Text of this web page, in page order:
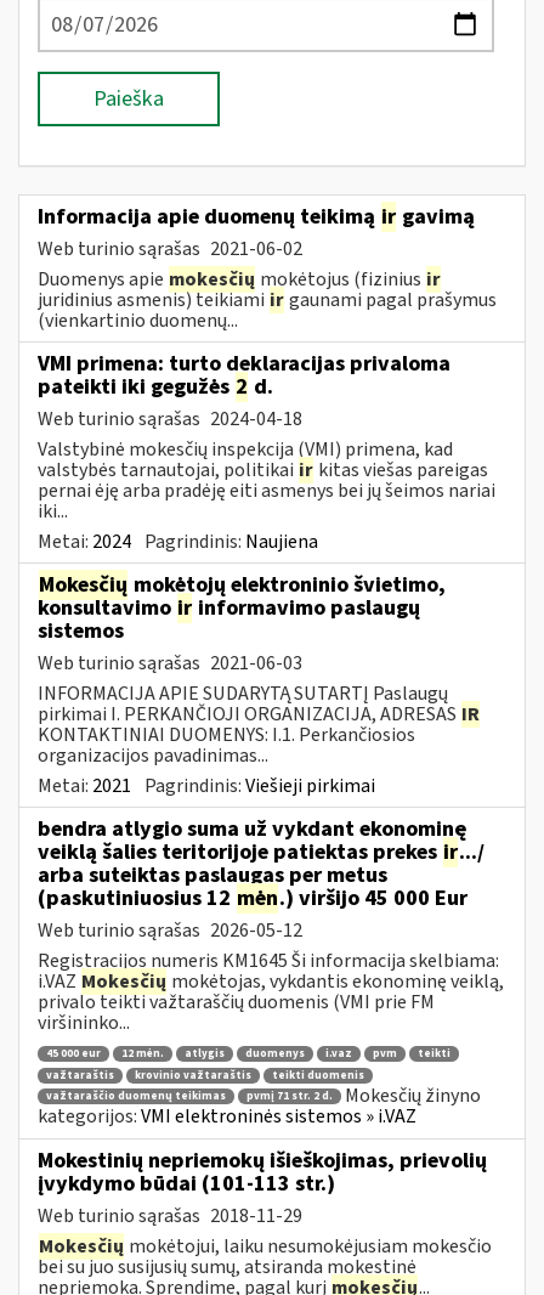
Paieška
Informacija apie duomenų teikimą ir gavimą
Web turinio sąrašas 2021-06-02
Duomenys apie mokesčių mokėtojus (fizinius ir
juridinius asmenis) teikiami irgaunami pagal prašymus
(vienkartinio duomenų...
VMI primena: turto deklaracijas privaloma
pateikti iki gegužės 2 d.
Web turinio sąrašas 2024-04-18
Valstybinė mokesčių inspekcija (VMI) primena, kad
valstybės tarnautojai, politikai ir kitas viešas pareigas
pernai ėję arba pradėję eiti asmenys bei jų šeimos nariai
iki...
Metai: 2024 Pagrindinis: Naujiena
Mokesčių mokėtojų elektroninio švietimo,
konsultavimo ir informavimo paslaugų
sistemos
Web turinio sąrašas 2021-06-03
INFORMACIJA APIE SUDARYTĄ SUTARTĮ Paslaugų
pirkimai I. PERKANČIOJI ORGANIZACIJA, ADRESAS IR
KONTAKTINIAI DUOMENYS: I.1. Perkančiosios
organizacijos pavadinimas...
Metai: 2021 Pagrindinis:Viešieji pirkimai
bendra atlygio suma už vykdant ekonominę
veiklą šalies teritorijoje patiektas prekes ir.../
arba suteiktas paslaugas per metus
(paskutiniuosius 12 mėn.) viršijo 45 000 Eur
Web turinio sąrašas 2026-05-12
Registracijos numeris KM1645 Ši informacija skelbiama:
i.VAZ Mokesčių mokėtojas, vykdantis ekonominę veiklą,
privalo teikti važtaraščių duomenis (VMI prie FM
viršininko...
45 000 eur 12 mėn. atlygis duomenys i.vaz pvm
teikti
važtaraštis
krovinio važtaraštis
teikti duomenis
važtaraščio duomenų teikimas
pvmį 71 str. 2 d.
Mokesčių žinyno
kategorijos:VMI elektroninės sistemos » i.VAZ
Mokestinių nepriemokų išieškojimas, prievolių
įvykdymo būdai (101-113 str.)
Web turinio sąrašas 2018-11-29
Mokesčių mokėtojui, laiku nesumokėjusiam mokesčio
bei su juo susijusių sumų, atsiranda mokestinė
nepriemoka. Sprendime, pagal kurį mokesčių...